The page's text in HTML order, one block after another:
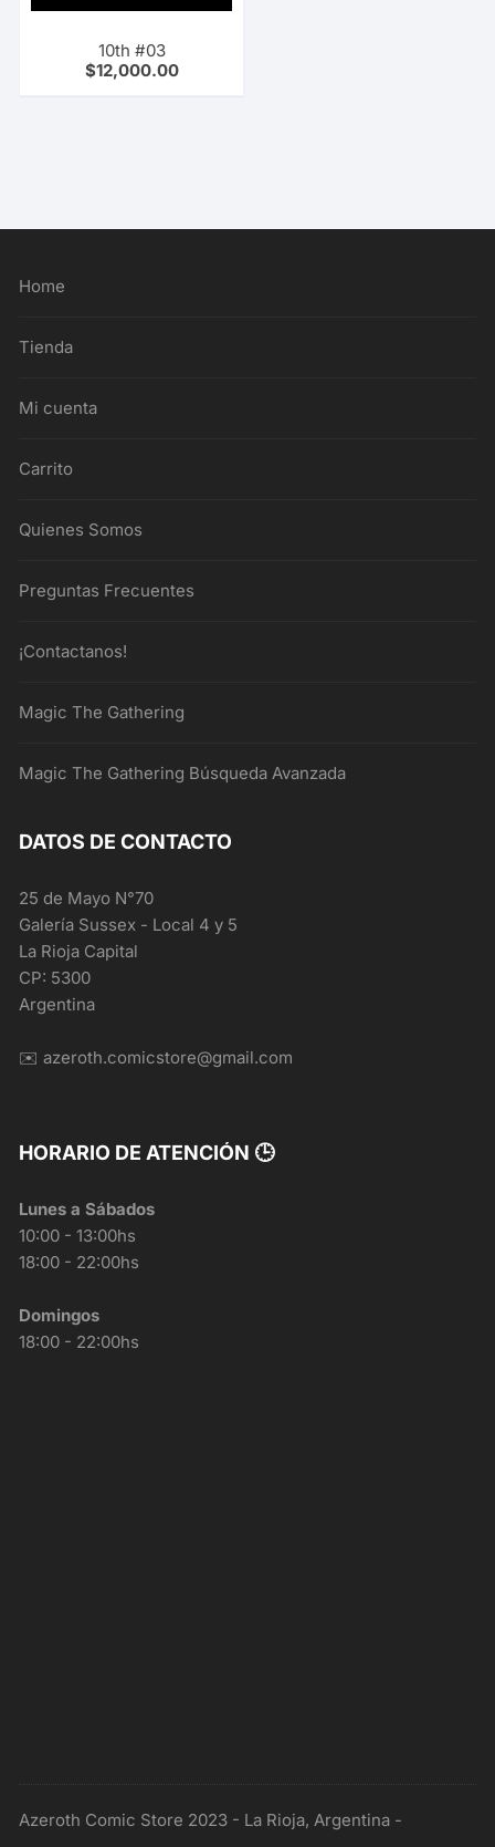
10th #03
$12,000.00
Home
Tienda
Mi cuenta
Carrito
Quienes Somos
Preguntas Frecuentes
¡Contactanos!
Magic The Gathering
Magic The Gathering Búsqueda Avanzada
DATOS DE CONTACTO
25 de Mayo N°70
Galería Sussex - Local 4 y 5
La Rioja Capital
CP: 5300
Argentina
✉️ azeroth.comicstore@gmail.com
HORARIO DE ATENCIÓN 🕒
Lunes a Sábados
10:00 - 13:00hs
18:00 - 22:00hs
Domingos
18:00 - 22:00hs
Azeroth Comic Store 2023 - La Rioja, Argentina -